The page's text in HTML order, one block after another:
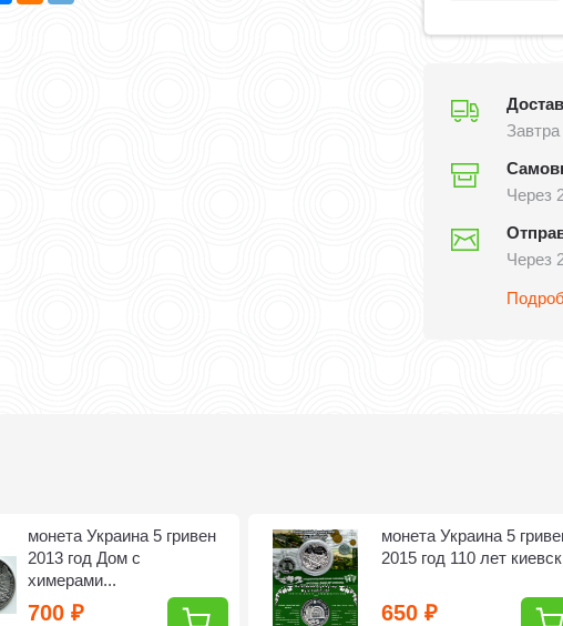
Через
Через
монета Украина 5 гривен
2013 год Дом с
химерами...
700₽
монета Украина 5
2015 год 110 лет
650₽